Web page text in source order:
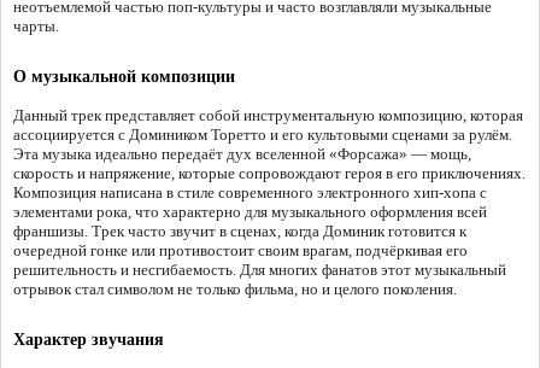
неотъемлемой частью поп-культуры и часто возглавляли музыкальные
чарты.
О музыкальной композиции
Данный трек представляет собой инструментальную композицию, которая
ассоциируется с Домиником Торетто и его культовыми сценами за рулём.
Эта музыка идеально передаёт дух вселенной «Форсажа» — мощь,
скорость и напряжение, которые сопровождают героя в его приключениях.
Композиция написана в стиле современного электронного хип-хопа с
элементами рока, что характерно для музыкального оформления всей
франшизы. Трек часто звучит в сценах, когда Доминик готовится к
очередной гонке или противостоит своим врагам, подчёркивая его
решительность и несгибаемость. Для многих фанатов этот музыкальный
отрывок стал символом не только фильма, но и целого поколения.
Характер звучания